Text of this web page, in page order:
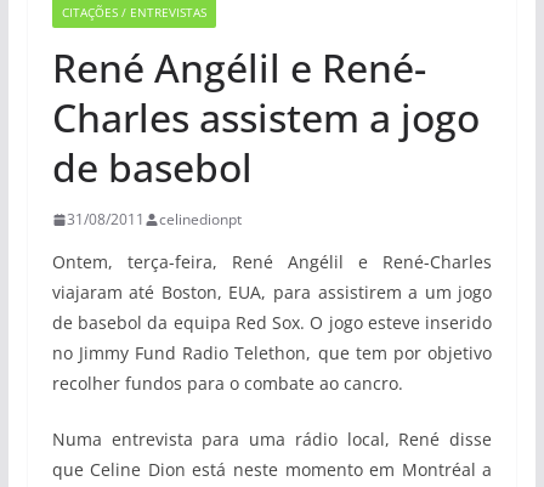
CITAÇÕES / ENTREVISTAS
René Angélil e René-
Charles assistem a jogo
de basebol
31/08/2011 celinedionpt
Ontem, terça-feira, René Angélil e René-Charles
viajaram até Boston, EUA, para assistirem a um jogo
de basebol da equipa Red Sox. O jogo esteve inserido
no Jimmy Fund Radio Telethon, que tem por objetivo
recolher fundos para o combate ao cancro.
Numa entrevista para uma rádio local, René disse
que Celine Dion está neste momento em Montréal a